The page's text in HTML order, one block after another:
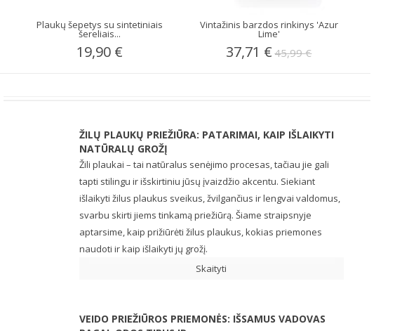
Plaukų šepetys su sintetiniais
šereliais...
19,90 €
Vintažinis barzdos rinkinys 'Azur
Lime'
37,71 € 45,99 €
ŽILŲ PLAUKŲ PRIEŽIŪRA: PATARIMAI, KAIP IŠLAIKYTI
NATŪRALŲ GROŽĮ
Žili plaukai – tai natūralus senėjimo procesas, tačiau jie gali
tapti stilingu ir išskirtiniu jūsų įvaizdžio akcentu. Siekiant
išlaikyti žilus plaukus sveikus, žvilgančius ir lengvai valdomus,
svarbu skirti jiems tinkamą priežiūrą. Šiame straipsnyje
aptarsime, kaip prižiūrėti žilus plaukus, kokias priemones
naudoti ir kaip išlaikyti jų grožį.
Skaityti
VEIDO PRIEŽIŪROS PRIEMONĖS: IŠSAMUS VADOVAS